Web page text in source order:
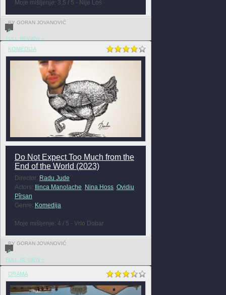
Moje mišljenje: 3.5 / 5 - Nije Loš
BY GORAN JOVANOVIĆ
0
FULL REVIEW »
KOMEDIJA
Do Not Expect Too Much from the
End of the World (2023)
Director: Radu Jude
Actors:
Ilinca Manolache, Nina Hoss, Ovidiu
Pîrsan
Genre: Komedija
Moje mišljenje: 4 / 5 - Vrlo Dobar
BY GORAN JOVANOVIĆ
0
FULL REVIEW »
DRAMA